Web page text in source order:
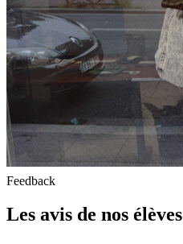
Feedback
Les avis de nos élèves